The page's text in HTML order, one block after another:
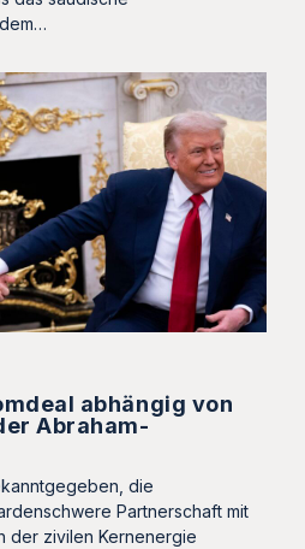
abhängig von
Abraham-
die
Partnerschaft mit
der zivilen Kernenergie